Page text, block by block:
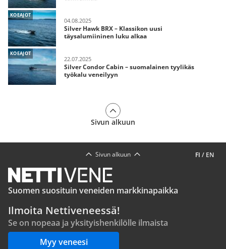
KOEAJOT
04.08.2025
Silver Hawk BRX – Klassikon uusi
täysalumiininen luku alkaa
KOEAJOT
22.07.2025
Silver Condor Cabin – suomalainen tyylikäs
työkalu veneilyyn
Sivun alkuun
FI / EN
Sivun alkuun
Suomen suosituin veneiden markkinapaikka
Ilmoita Nettiveneessä!
Se on nopeaa ja yksityishenkilölle ilmaista
Myy veneesi